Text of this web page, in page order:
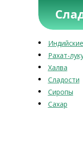
Рахат-
Халва
Сладости
Сиропы
Сахар